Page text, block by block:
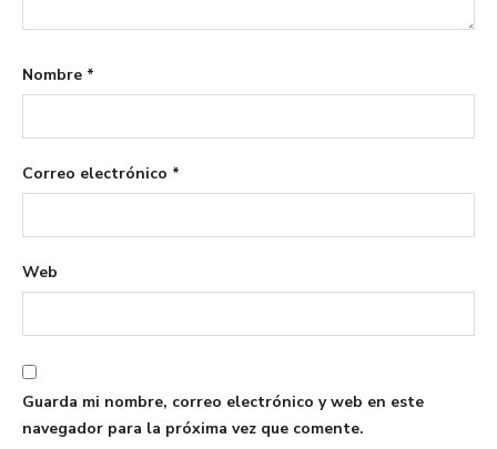
Nombre *
Correo electrónico *
Web
Guarda mi nombre, correo electrónico y web en este
navegador para la próxima vez que comente.